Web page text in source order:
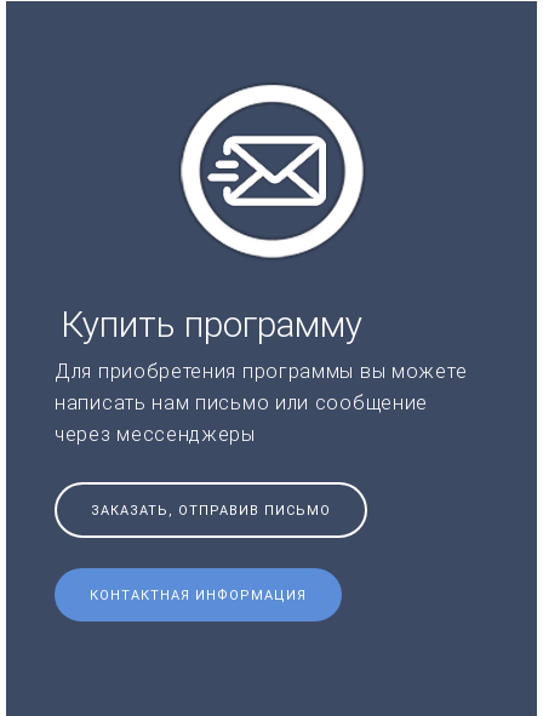
Купить программу
Для приобретения программы вы можете
написать нам письмо или сообщение
через мессенджеры
ЗАКАЗАТЬ, ОТПРАВИВ ПИСЬМО
КОНТАКТНАЯ ИНФОРМАЦИЯ